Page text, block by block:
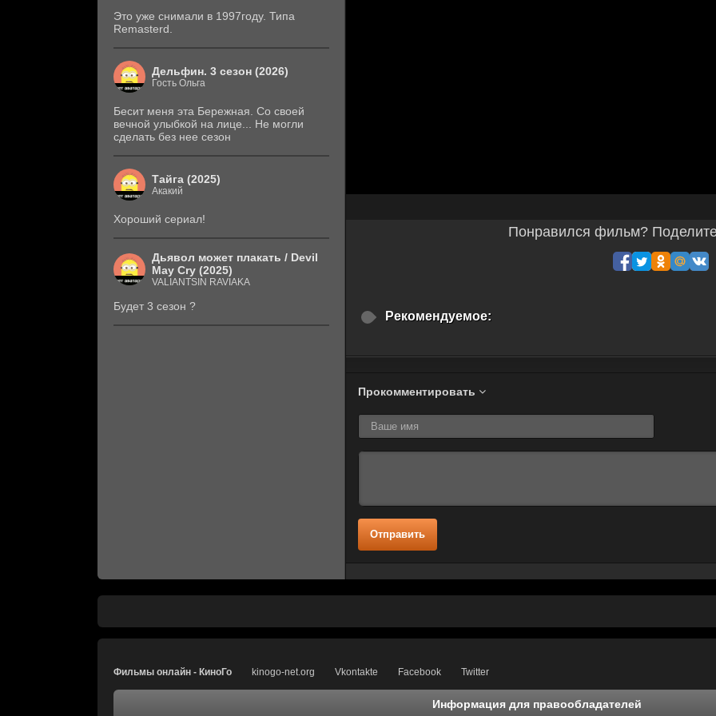
Понравился фильм?
Рекомендуемое:
Прокомментировать
Отправить
Это уже снимали в 1997году. Типа
Remasterd.
Дельфин. 3 сезон (2026)
Гость Ольга
Бесит меня эта Бережная. Со своей
вечной улыбкой на лице... Не могли
сделать без нее сезон
Тайга (2025)
Акакий
Хороший сериал!
Дьявол может плакать / Devil
May Cry (2025)
VALIANTSIN RAVIAKA
Будет 3 сезон ?
Фильмы онлайн - КиноГо kinogo-net.org Vkontakte Facebook Twitter
Информация для правообладателей